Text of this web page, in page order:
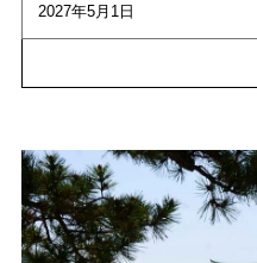
2027年5月1日